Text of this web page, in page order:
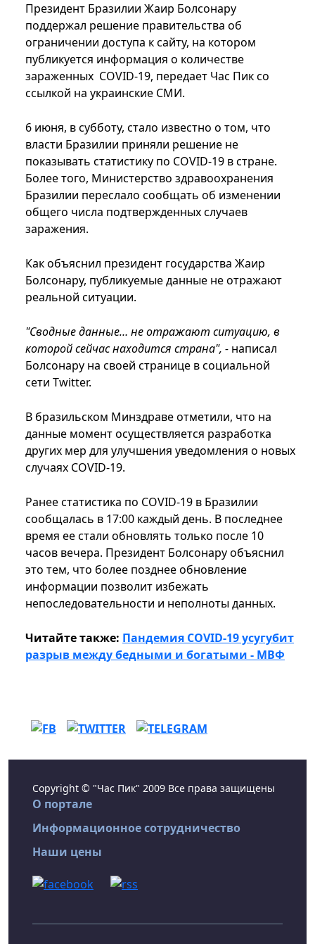
Президент Бразилии Жаир Болсонару
поддержал решение правительства об
ограничении доступа к сайту, на котором
публикуется информация о количестве
зараженных COVID-19, передает Час Пик со
ссылкой на украинские СМИ.
6 июня, в субботу, стало известно о том, что
власти Бразилии приняли решение не
показывать статистику по COVID-19 в стране.
Более того, Министерство здравоохранения
Бразилии переслало сообщать об изменении
общего числа подтвержденных случаев
заражения.
Как объяснил президент государства Жаир
Болсонару, публикуемые данные не отражают
реальной ситуации.
"Сводные данные… не отражают ситуацию, в
которой сейчас находится страна", - написал
Болсонару на своей странице в социальной
сети Twitter.
В бразильском Минздраве отметили, что на
данные момент осуществляется разработка
других мер для улучшения уведомления о новых
случаях COVID-19.
Ранее статистика по COVID-19 в Бразилии
сообщалась в 17:00 каждый день. В последнее
время ее стали обновлять только после 10
часов вечера. Президент Болсонару объяснил
это тем, что более позднее обновление
информации позволит избежать
непоследовательности и неполноты данных.
Читайте также: Пандемия COVID-19 усугубит
разрыв между бедными и богатыми - МВФ
Copyright © "Час Пик" 2009 Все права защищены
О портале
Информационное сотрудничество
Наши цены